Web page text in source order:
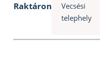
Raktáron
Vecsési
telephely